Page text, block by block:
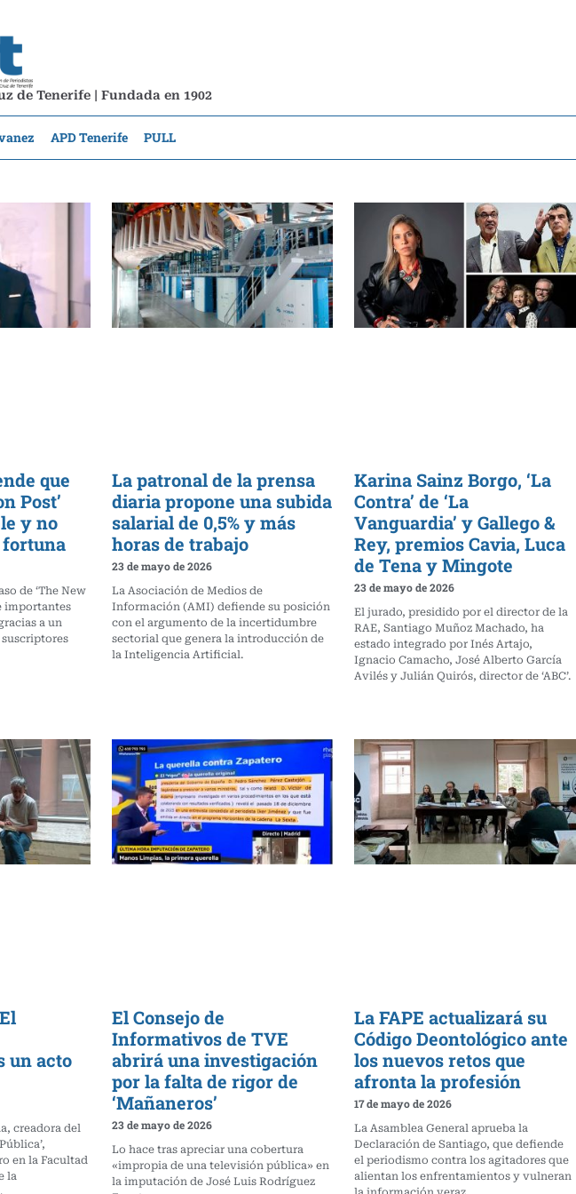
de Tenerife | Fundada en 1902
APD Tenerife PULL
que
Post’
y no
fortuna
de ‘The New
importantes
a un
La patronal de la prensa
diaria propone una subida
salarial de 0,5% y más
horas de trabajo
23 de mayo de 2026
La Asociación de Medios de
Información (AMI) defiende su posición
con el argumento de la incertidumbre
sectorial que genera la introducción de
la Inteligencia Artificial.
Karina Sainz Borgo, ‘La
Contra’ de ‘La
Vanguardia’ y Gallego &
Rey, premios Cavia, Luca
de Tena y Mingote
23 de mayo de 2026
El jurado, presidido por el director de la
RAE, Santiago Muñoz Machado, ha
estado integrado por Inés Artajo,
Ignacio Camacho, José Alberto García
Avilés y Julián Quirós, director de ‘ABC’.
un acto
creadora del
en la Facultad
la
El Consejo de
Informativos de TVE
abrirá una investigación
por la falta de rigor de
‘Mañaneros’
23 de mayo de 2026
Lo hace tras apreciar una cobertura
«impropia de una televisión pública» en
la imputación de José Luis Rodríguez
La FAPE actualizará su
Código Deontológico ante
los nuevos retos que
afronta la profesión
17 de mayo de 2026
La Asamblea General aprueba la
Declaración de Santiago, que defiende
el periodismo contra los agitadores que
alientan los enfrentamientos y vulneran